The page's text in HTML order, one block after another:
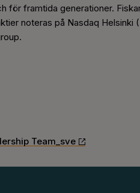
för framtida generationer.
noteras på Nasdaq Helsinki
Team_sve